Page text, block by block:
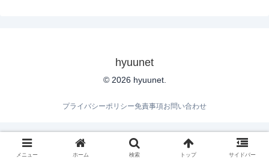
hyuunet
© 2026 hyuunet.
プライバシーポリシー免責事項お問い合わせ
メニュー ホーム 検索 トップ サイドバー